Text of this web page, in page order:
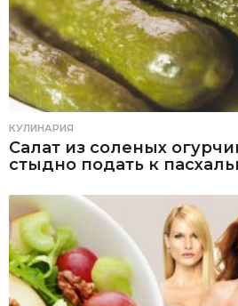
КУЛИНАРИЯ
Салат из соленых
стыдно подать к